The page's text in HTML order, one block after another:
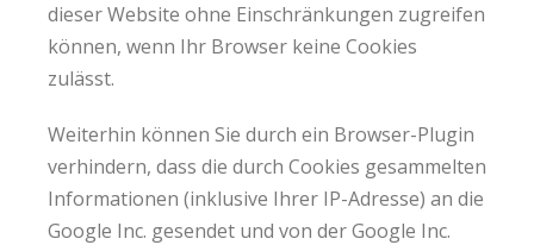
dieser Website ohne Einschränkungen zugreifen
können, wenn Ihr Browser keine Cookies
zulässt.
Weiterhin können Sie durch ein Browser-Plugin
verhindern, dass die durch Cookies gesammelten
Informationen (inklusive Ihrer IP-Adresse) an die
Google Inc. gesendet und von der Google Inc.